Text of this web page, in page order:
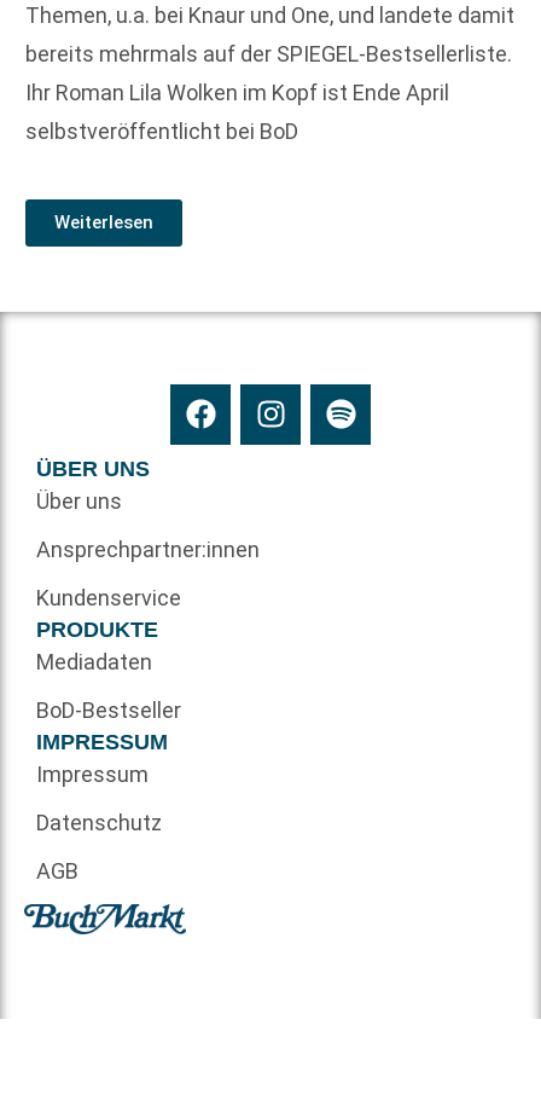
Themen, u.a. bei Knaur und One, und landete damit
bereits mehrmals auf der SPIEGEL-Bestsellerliste.
Ihr Roman Lila Wolken im Kopf ist Ende April
selbstveröffentlicht bei BoD
Weiterlesen
ÜBER UNS
Über uns
Ansprechpartner:innen
Kundenservice
PRODUKTE
Mediadaten
BoD-Bestseller
IMPRESSUM
Impressum
Datenschutz
AGB